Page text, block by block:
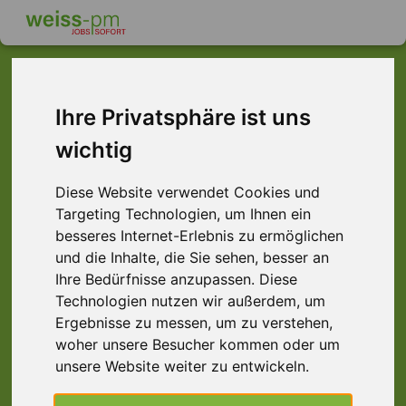
Ihre Privatsphäre ist uns
wichtig
Diese Website verwendet Cookies und
Targeting Technologien, um Ihnen ein
besseres Internet-Erlebnis zu ermöglichen
und die Inhalte, die Sie sehen, besser an
Ihre Bedürfnisse anzupassen. Diese
Technologien nutzen wir außerdem, um
Ergebnisse zu messen, um zu verstehen,
woher unsere Besucher kommen oder um
unsere Website weiter zu entwickeln.
Dieser Job ist leider
nicht mehr verfügbar ...
... aber vielleicht ist hier etwas dabei:
Konstruktionsmechaniker (m/w/d)